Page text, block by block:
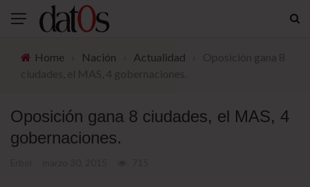
Home Nación Actualidad
Oposición gana 8 ciudades, el MAS, 4
gobernaciones.